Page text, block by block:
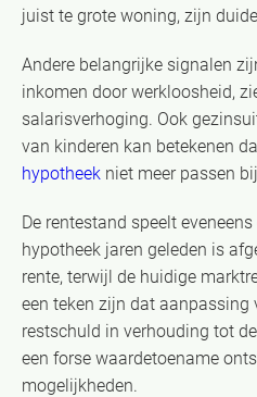
juist te grote woning, zijn
Andere belangrijke signalen
inkomen door werkloosheid,
salarisverhoging. Ook
van kinderen kan betekenen
hypotheek niet meer passen
De rentestand speelt
hypotheek jaren geleden is
rente, terwijl de huidige
een teken zijn dat aanpassing
restschuld in verhouding tot
een forse waardetoename
mogelijkheden.